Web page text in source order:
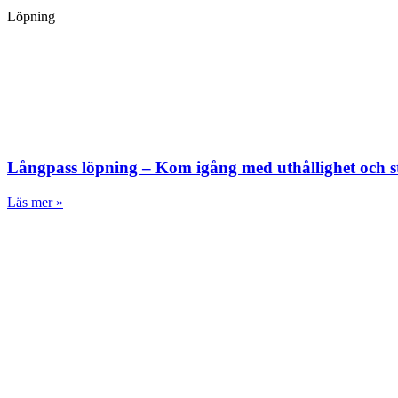
Löpning
Långpass löpning – Kom igång med uthållighet och
Läs mer »